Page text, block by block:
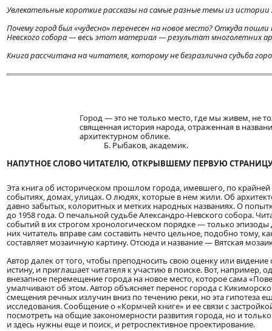
Увлекательные короткие рассказы на самые разные темы из
Почему город был «чудесно» перенесен на новое место? Откуда пошли
Невского собора — весь этот материал — результат многолетних
Книга рассчитана на читателя, которому не безразлична судьба
Город — это не только место, где мы живем, не
священная история народа, отраженная в
архитектурном облике.
Б. Рыбаков, академик.
НАПУТНОЕ СЛОВО ЧИТАТЕЛЮ, ОТКРЫВШЕМУ ПЕРВУЮ
Эта книга об историческом прошлом города, имевшего, по
событиях, домах, улицах. О людях, которые в нем жили. Об
давно забытых, колоритных и метких народных названиях. О
до 1958 года. О печальной судьбе Александро-Невского собора.
событий в их строгом хронологическом порядке — только эпизоды
них читатель вправе сам составить нечто цельное, подобно тому,
составляет мозаичную картину. Отсюда и название — Вятская
Автор далек от того, чтобы преподносить свою оценку или
истину, и приглашает читателя к участию в поиске. Вот, например,
внезапное перемещение города на новое место, которое сама
умалчивают об этом. Автор объясняет перенос города с
смещения речных излучин вниз по течению реки, но эта гипотеза
исследования. Сообщение о «Кормчей книге» и ее связи с
посмотреть на общие закономерности развития города, но и
и здесь нужны еще и поиск, и ретроспективное проектирование.